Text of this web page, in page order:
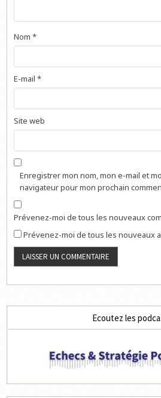
Nom*
E-mail*
Site web
Enregistrer mon nom, mon e-mail et
navigateur pour mon prochain
Prévenez-moi de tous les nouveaux
Prévenez-moi de tous les nouveaux
Ecoutez les